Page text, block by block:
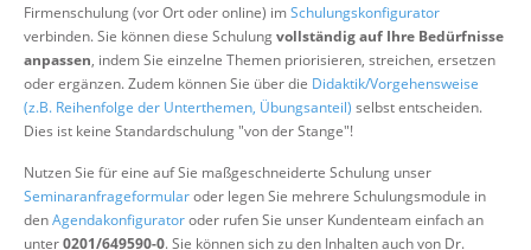
Firmenschulung (vor Ort oder online) imSchulungskonfigurator
verbinden. Sie können diese Schulungvollständig auf Ihre Bedürfnisse
anpassen, indem Sie einzelne Themen priorisieren, streichen, ersetzen
oder ergänzen. Zudem können Sie über die Didaktik/Vorgehensweise
(z.B. Reihenfolge der Unterthemen, Übungsanteil) selbst entscheiden.
Dies ist keine Standardschulung "von der Stange"!
Nutzen Sie für eine auf Sie maßgeschneiderte Schulung unser
Seminaranfrageformularoder legen Sie mehrere Schulungsmodule in
denAgendakonfiguratoroder rufen Sie unser Kundenteam einfach an
unter0201/649590-0. Sie können sich zu den Inhalten auch von Dr.